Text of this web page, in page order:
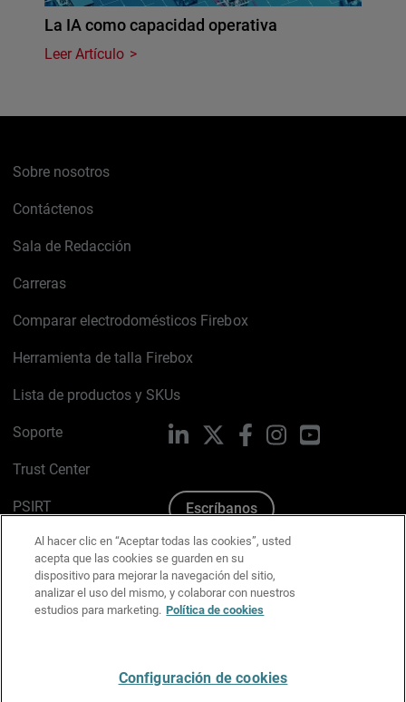
La IA como capacidad operativa
Leer Artículo
Sobre nosotros
Contáctenos
Sala de Redacción
Carreras
Comparar electrodomésticos Firebox
Herramienta de talla Firebox
Lista de productos y SKUs
Soporte
Trust Center
PSIRT
Política de cookies
Política de privacidad
Kit de medios y marca
LinkedIn FacebookInstagramYouTube
Escríbanos
Al hacer clic en “Aceptar todas las cookies”, usted
acepta que las cookies se guarden en su
dispositivo para mejorar la navegación del sitio,
analizar el uso del mismo, y colaborar con nuestros
estudios para marketing. Política de cookies
Configuración de cookies